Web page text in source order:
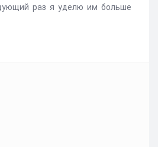
раз я уделю им больше